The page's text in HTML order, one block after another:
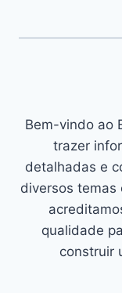
Bem-vindo ao
trazer
detalhadas e
diversos temas
qualidade
construir